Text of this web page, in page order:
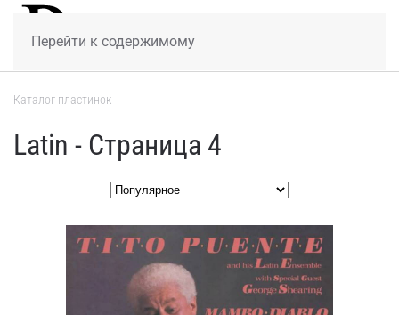
Перейти к содержимому
Каталог пластинок
Latin - Страница 4